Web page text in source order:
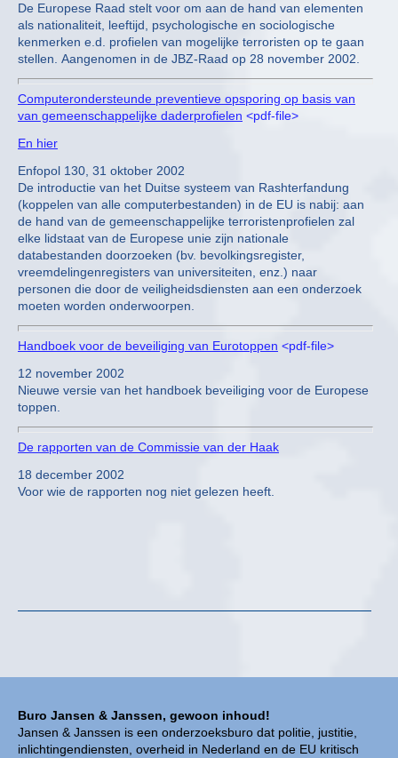
Buro Jansen & Janssen, gewoon inhoud!
Jansen & Janssen is een onderzoeksburo dat politie, justitie,
inlichtingendiensten, overheid in Nederland en de EU kritisch
De Europese Raad stelt voor om aan de hand van elementen
als nationaliteit, leeftijd, psychologische en sociologische
kenmerken e.d. profielen van mogelijke terroristen op te gaan
stellen. Aangenomen in de JBZ-Raad op 28 november 2002.
Computerondersteunde preventieve opsporing op basis van
van gemeenschappelijke daderprofielen <pdf-file>
En hier
Enfopol 130, 31 oktober 2002
De introductie van het Duitse systeem van Rashterfandung
(koppelen van alle computerbestanden) in de EU is nabij: aan
de hand van de gemeenschappelijke terroristenprofielen zal
elke lidstaat van de Europese unie zijn nationale
databestanden doorzoeken (bv. bevolkingsregister,
vreemdelingenregisters van universiteiten, enz.) naar
personen die door de veiligheidsdiensten aan een onderzoek
moeten worden onderwoorpen.
Handboek voor de beveiliging van Eurotoppen <pdf-file>
12 november 2002
Nieuwe versie van het handboek beveiliging voor de Europese
toppen.
De rapporten van de Commissie van der Haak
18 december 2002
Voor wie de rapporten nog niet gelezen heeft.